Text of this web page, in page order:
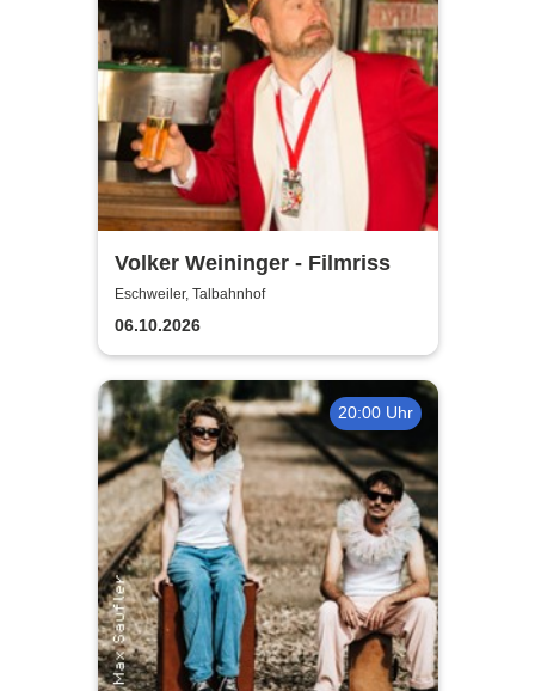
Volker Weininger - Filmriss
Eschweiler, Talbahnhof
06.10.2026
20:00 Uhr